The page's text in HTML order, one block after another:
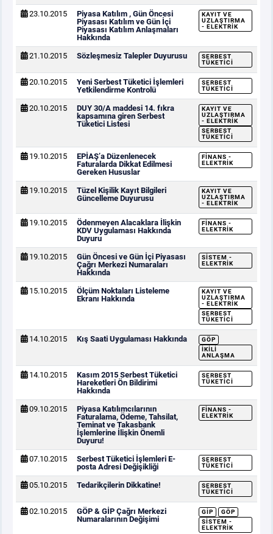
23.10.2015
Piyasa Katılım , Gün Öncesi
Piyasası Katılım ve Gün İçi
Piyasası Katılım Anlaşmaları
Hakkında
KAYIT VE
UZLAŞTIRMA
- ELEKTRIK
21.10.2015 Sözleşmesiz Talepler Duyurusu
SERBEST
TÜKETICI
20.10.2015
Yeni Serbest Tüketici İşlemleri
Yetkilendirme Kontrolü
SERBEST
TÜKETICI
20.10.2015
DUY 30/A maddesi 14. fıkra
kapsamına giren Serbest
Tüketici Listesi
KAYIT VE
UZLAŞTIRMA
- ELEKTRIK
SERBEST
TÜKETICI
19.10.2015
EPİAŞ’a Düzenlenecek
Faturalarda Dikkat Edilmesi
Gereken Hususlar
FINANS -
ELEKTRIK
19.10.2015
Tüzel Kişilik Kayıt Bilgileri
Güncelleme Duyurusu
KAYIT VE
UZLAŞTIRMA
- ELEKTRIK
19.10.2015
Ödenmeyen Alacaklara İlişkin
KDV Uygulaması Hakkında
Duyuru
FINANS -
ELEKTRIK
19.10.2015
Gün Öncesi ve Gün İçi Piyasası
Çağrı Merkezi Numaraları
Hakkında
SISTEM -
ELEKTRIK
15.10.2015
Ölçüm Noktaları Listeleme
Ekranı Hakkında
KAYIT VE
UZLAŞTIRMA
- ELEKTRIK
SERBEST
TÜKETICI
14.10.2015 Kış Saati Uygulaması Hakkında
GÖP
İKILI
ANLAŞMA
14.10.2015
Kasım 2015 Serbest Tüketici
Hareketleri Ön Bildirimi
Hakkında
SERBEST
TÜKETICI
09.10.2015
Piyasa Katılımcılarının
Faturalama, Ödeme, Tahsilat,
Teminat ve Takasbank
İşlemlerine İlişkin Önemli
Duyuru!
FINANS -
ELEKTRIK
07.10.2015
Serbest Tüketici İşlemleri E-
posta Adresi Değişikliği
SERBEST
TÜKETICI
05.10.2015 Tedarikçilerin Dikkatine!
SERBEST
TÜKETICI
02.10.2015
GÖP & GİP Çağrı Merkezi
Numaralarının Değişimi
GİP
GÖP
SISTEM -
ELEKTRIK